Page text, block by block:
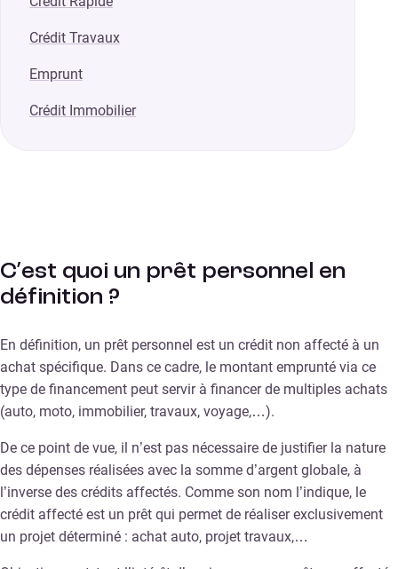
Crédit Travaux
Emprunt
Crédit Immobilier
C’est quoi un prêt personnel en
définition ?
En définition, un prêt personnel est un crédit non affecté à un
achat spécifique. Dans ce cadre, le montant emprunté via ce
type de financement peut servir à financer de multiples achats
(auto, moto, immobilier, travaux, voyage,…).
De ce point de vue, il n’est pas nécessaire de justifier la nature
des dépenses réalisées avec la somme d’argent globale, à
l’inverse des crédits affectés. Comme son nom l’indique, le
crédit affecté est un prêt qui permet de réaliser exclusivement
un projet déterminé : achat auto, projet travaux,…